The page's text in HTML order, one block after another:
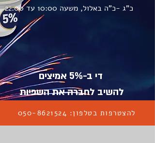
כ"ג -כ"ה באלול, משעה 10:00 עד 22:00
להשיב לחברה את השפיות
להצטרפות בטלפון: 050-8621524